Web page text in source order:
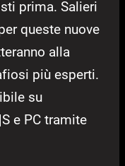
prima. Salieri
queste nuove
alla
più esperti.
su
e PC tramite